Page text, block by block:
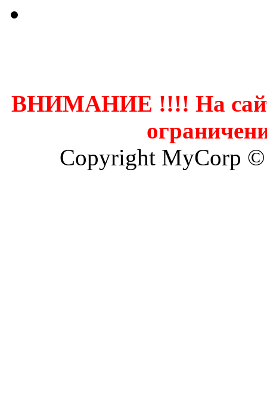
ВНИМАНИЕ !!!! На
Copyright MyCorp